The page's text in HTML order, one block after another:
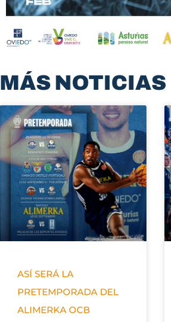
MÁS NOTICIAS
ASÍ SERÁ LA
PRETEMPORADA DEL
ALIMERKA OCB